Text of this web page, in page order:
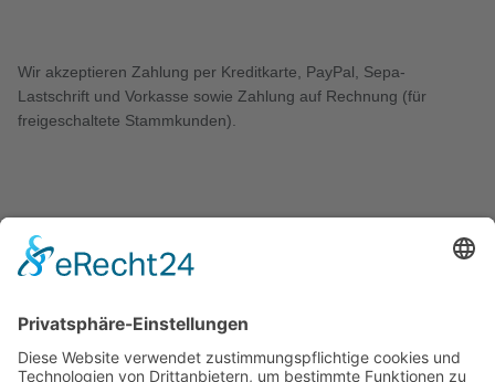
Wir akzeptieren Zahlung per Kreditkarte, PayPal, Sepa-
Lastschrift und Vorkasse sowie Zahlung auf Rechnung (für
freigeschaltete Stammkunden).
KONTAKT
Spezialitäten aus Österreich
Daimlerstr. 21
50859 Köln